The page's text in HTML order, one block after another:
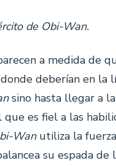
de Obi-Wan.
a medida de
deberían en la
sino hasta llegar a
es fiel a las
Wanutiliza la
su espada de